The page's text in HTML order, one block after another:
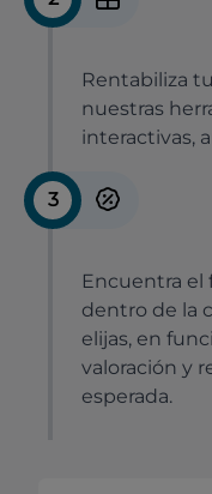
Rentabiliza
nuestras
interactivas,
3
Encuentra el
dentro de la
elijas, en
valoración y
esperada.